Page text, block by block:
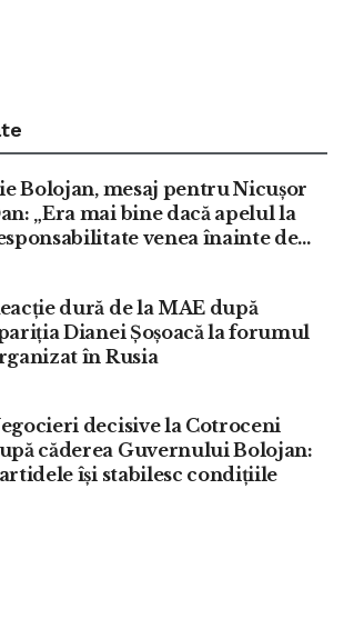
Bolojan, mesaj pentru Nicușor
„Era mai bine dacă apelul la
venea înainte de
dură de la MAE după
Dianei Șoșoacă la forumul
în Rusia
decisive la Cotroceni
căderea Guvernului Bolojan:
își stabilesc condițiile